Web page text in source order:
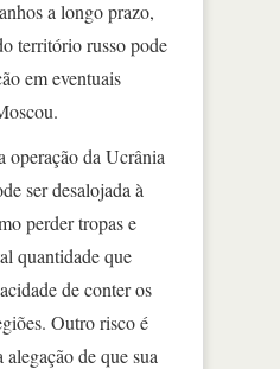
a longo prazo,
território russo pode
em eventuais
operação da Ucrânia
ser desalojada à
perder tropas e
quantidade que
de conter os
Outro risco é
de que sua